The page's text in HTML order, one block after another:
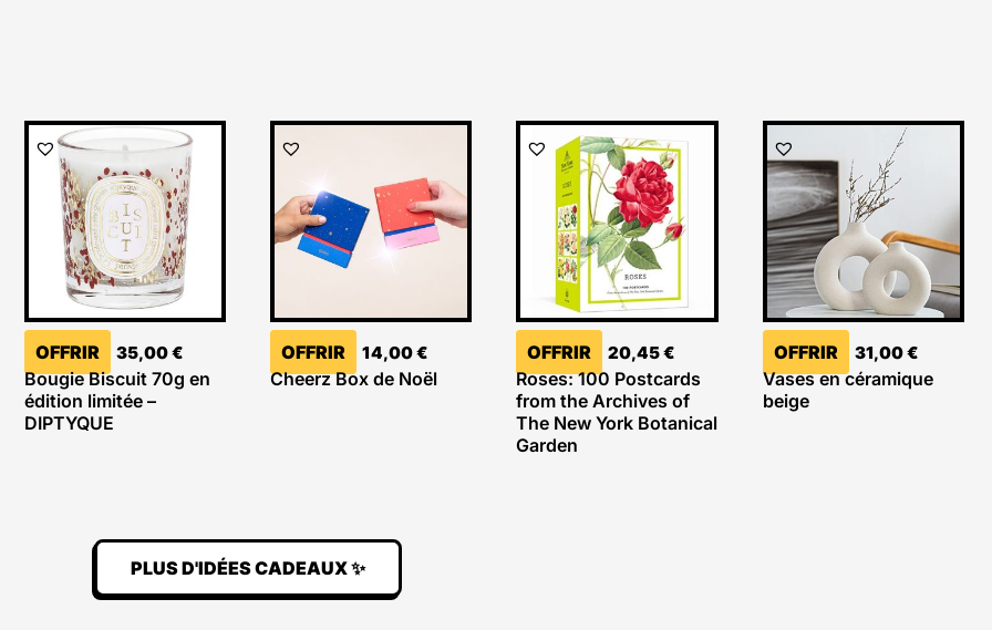
OFFRIR 35,00€
Bougie Biscuit 70g en
édition limitée –
DIPTYQUE
OFFRIR 14,00€
Cheerz Box de Noël
OFFRIR 20,45€
Roses: 100 Postcards
from the Archives of
The New York Botanical
Garden
OFFRIR 31,00€
Vases en céramique
beige
PLUS D'IDÉES CADEAUX ✨